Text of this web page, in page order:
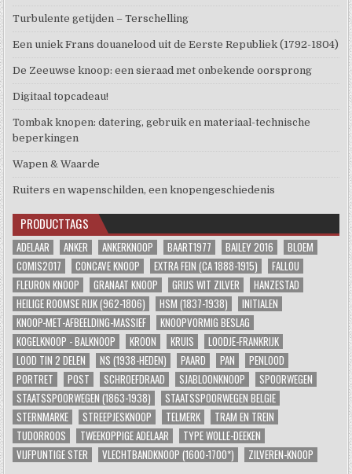
Turbulente getijden – Terschelling
Een uniek Frans douanelood uit de Eerste Republiek (1792-1804)
De Zeeuwse knoop: een sieraad met onbekende oorsprong
Digitaal topcadeau!
Tombak knopen: datering, gebruik en materiaal-technische
beperkingen
Wapen & Waarde
Ruiters en wapenschilden, een knopengeschiedenis
PRODUCTTAGS
ADELAAR ANKER ANKERKNOOP BAART1977 BAILEY 2016
BLOEM
COMIS2017
CONCAVE KNOOP EXTRA FEIN (CA 1888-1915)
FALLOU
FLEURON KNOOP
GRANAAT KNOOP GRIJS WIT ZILVER
HANZESTAD
HEILIGE ROOMSE RIJK (962-1806)
HSM (1837-1938)
INITIALEN
KNOOP-MET-AFBEELDING-MASSIEF
KNOOPVORMIG BESLAG
KOGELKNOOP - BALKNOOP
KROON KRUIS
LOODJE-FRANKRIJK
LOOD TIN 2 DELEN
NS (1938-HEDEN) PAARD PAN
PENLOOD
PORTRET
POST SCHROEFDRAAD SJABLOONKNOOP
SPOORWEGEN
STAATSSPOORWEGEN (1863-1938)
STAATSSPOORWEGEN BELGIE
STERNMARKE
STREEPJESKNOOP TELMERK
TRAM EN TREIN
TUDORROOS
TWEEKOPPIGE ADELAAR
TYPE WOLLE-DEEKEN
VIJFPUNTIGE STER
VLECHTBANDKNOOP (1600-1700*) ZILVEREN-KNOOP